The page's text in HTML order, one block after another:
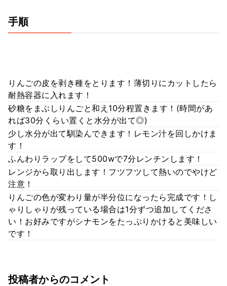
手順
りんごの皮を剥き種をとります！薄切りにカットしたら
耐熱容器に入れます！
砂糖をまぶしりんごと和え10分程置きます！(時間があ
れば30分くらい置くと水分が出て◎)
少し水分が出て馴染んできます！レモン汁を回しかけま
す！
ふんわりラップをして500wで7分レンチンします！
レンジから取り出します！フツフツして熱いのでやけど
注意！
りんごの色が変わり量が半分位になったら完成です！し
ゃりしゃりが残っている場合は1分ずつ追加してくださ
い！お好みですがシナモンをたっぷりかけると美味しい
です！
投稿者からのコメント